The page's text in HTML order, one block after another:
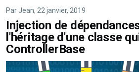
Javascript
tests
avec
Nightwatch.js
et
Docker
Par Jean, 22 janvier, 2019
Injection de
l'héritage d'une classe
ControllerBase